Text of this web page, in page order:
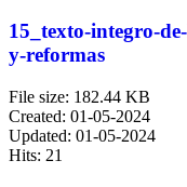
15_texto-integro-
y-reformas
File size: 182.44 KB
Created: 01-05-2024
Updated: 01-05-2024
Hits: 21